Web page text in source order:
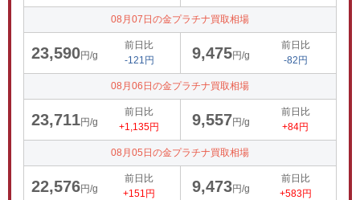
08月07日の金プラチナ買取相場
23,590円/g
前日比
-121円
9,475円/g
前日比
-82円
08月06日の金プラチナ買取相場
23,711円/g
前日比
+1,135円
9,557円/g
前日比
+84円
08月05日の金プラチナ買取相場
22,576円/g
前日比
+151円
9,473円/g
前日比
+583円